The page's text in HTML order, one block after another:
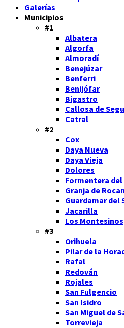
Galerías
Municipios
#1
Albatera
Algorfa
Almoradí
Benejúzar
Benferri
Benijófar
Bigastro
Callosa de
Catral
#2
Cox
Daya Nueva
Daya Vieja
Dolores
Formentera del
Granja de
Guardamar del
Jacarilla
Los Montesinos
#3
Orihuela
Pilar de la
Rafal
Redován
Rojales
San Fulgencio
San Isidro
San Miguel de
Torrevieja